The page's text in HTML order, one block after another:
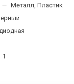
— Металл, Пластик
1